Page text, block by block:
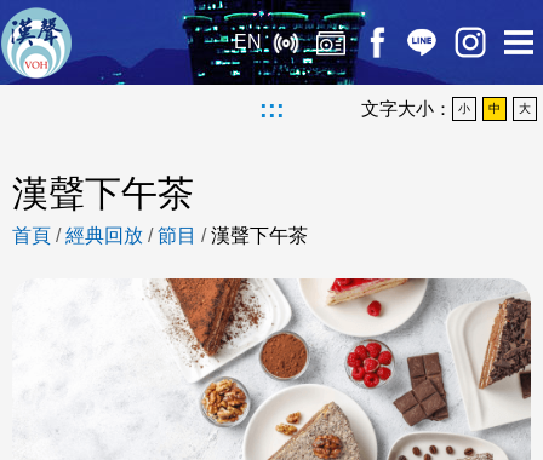
EN
::: 文字大小： 小 中 大
漢聲下午茶
首頁 /經典回放 /節目 /漢聲下午茶